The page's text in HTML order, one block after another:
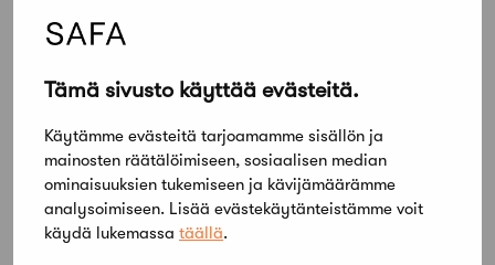
Tämä sivusto käyttää evästeitä.
Käytämme evästeitä tarjoamamme sisällön ja
mainosten räätälöimiseen, sosiaalisen median
ominaisuuksien tukemiseen ja kävijämäärämme
analysoimiseen. Lisää evästekäytänteistämme voit
käydä lukemassa täällä.
31 toukokuun, 2010
Lausunto ehdotuksesta maankäyttö- ja
rakennuslain muuttamiseksi
vähittäiskauppaa koskevien säännösten
osalta